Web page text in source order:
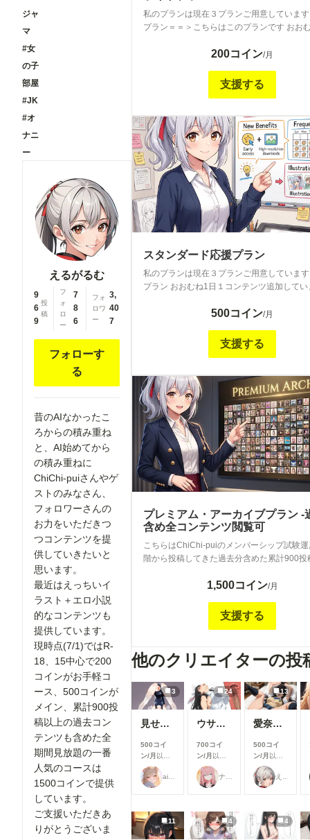
ジャ
マ
#女
の子
部屋
#JK
#オ
ナニ
ー
えるがるむ
9
6
9
投
稿
フ
ォ
ロ
ー
7
8
6
フォ
ロワ
ー
3,
40
7
フォローす
る
昔のAIなかったこ
ろからの積み重ね
と、AI始めてから
の積み重ねに
ChiChi-puiさんやゲ
ストのみなさん、
フォロワーさんの
お力をいただきつ
つコンテンツを提
供していきたいと
思います。
最近はえっちいイ
ラスト＋エロ小説
的なコンテンツも
提供しています。
現時点(7/1)ではR-
18、15中心で200
コインがお手軽コ
ース、500コインが
メイン、累計900投
稿以上の過去コン
テンツも含めた全
期間見放題の一番
人気のコースは
1500コインで提供
しています。
ご支援いただきあ
りがとうございま
私のプランは現在３プランご用意しています ●ライ
プラン＝＝＞こちらはこのプランです おお
ドプラン」の名称だったプランです。 より
め、「スタンダード応援プラン」プランを
活動拠点にリニューアルします。 200円プ
場所に生まれ変わります！ ほぼ毎日投稿の
のままに、小説は少なめにして代わりにイ
範囲を全年齢やR-15などにも広げた投稿に
す。 なお、7月は「スタンダード応援プラン」用のコ
ンテンツも一部期間限定公開いたします。 ◆スタン
ダード応援プラン 6月までの「支援マシマシ
（旧プレミアムプラン）」の名称だったプ
す。 がっつり応援いただいていた皆様に応
いた実感を持っていただけるよう、このプ
ンで投稿しているコンテンツはすべて閲覧
ンダードプランで提供していた「ほぼ毎日
+小説を投稿」をこちらに移行します。 投
カイブプラン ChiChi-puiのメンバーシップ
の段階から投稿してきた過去分含めた累計
上のメンバーシップコンテンツの全コンテ
覧可能なプランです。 このVIPプランをぜ
ン」 費用1,500コイン https://
pui.com/plans/d66b032a-b582-416a-b3f3-
956aef4cc6f3/ ＝＝＝＝＝＝＝＝＝＝＝＝＝
＝＝＝＝＝＝＝＝＝＝＝ ◆コンテンツ紹介 ・ライト
プランのコンテンツ：「L-」で始まるコ
スタンダード応援プラン、プレミアムアー
ランでも閲覧できます。 閲覧期間は公開
カ月です 例）7/1公開→2026/9/1公開終了 ・アー
カイブコンテンツ：「A-」で始まるコン
開期間終了になったものです。 ・プレミアムアーカ
イブコンテンツ：「PA-」で始まるコンテ
ミアムプランで公開されていたコンテンツ
間終了となったものです。 ・プレミアム
ード応援プラン、プレミアムアーカイブプ
【リクエスト】 プランの皆様に対しては
pui.com/posts/images/59929180-8d87-
と出来ないことがあるかとおもいますが、
ざいましたら出来る限り承ります。 「この
ーションをこのキャラで！」とか「おねシ
む」とかざっくりなリクエストでもOKです。 ■コ
ランと同一の２カ月前のコンテンツまでご
けます。 ・アーカイブコンテンツ、プレミアムアー
カイブコンテンツ 公開期間が終了したコ
pui.com/plans/d66b032a-b582-416a-b3f3-
956aef4cc6f3/ ご意見ご要望などありましたら、コメ
200コイン/月
支援する
スタンダード応援プラン
私のプランは現在３プランご用意しています ●ライ
プラン おおむね1日１コンテンツ追加して
ンです。 よりクオリティの高い毎日投稿（
ン」プランをメインの活動拠点にリニュー
す。 200円プランは、スキマ時間にサクッ
ぼ毎日投稿の頻度はそのままに、小説は少
て代わりにイラストの範囲を全年齢やR-15
広げた投稿になります。 ◆スタンダード応援プラン
＝＝＞こちらはこのプランです 6月までの
マシプラン（旧プレミアムプラン）」の名
プランです。 がっつり応援いただいていた
援いただいた実感を持っていただけるよう
ランを更に充実させていきます。 費用500コイン ラ
イトプランで投稿しているコンテンツはす
従来スタンダードプランで提供していた「
イラスト+小説を投稿」をこちらに移行しま
ム・アーカイブプラン ChiChi-puiのメンバ
試験運用の段階から投稿してきた過去分含
ンツが閲覧可能なプランです。 このVIPプ
ご利用くださいっ！ ６月までの名称：「プレミアム
＋プラン」 費用1,500コイン
https://membership.chichi-pui.com/plans/
＝＝＝＝＝＝＝＝＝＝＝＝＝＝＝＝＝＝＝
ンツ紹介 ・ライトプランのコンテンツ：「L-」で始
まるコンテンツ スタンダード応援プラン
アムアーカイブプランでも閲覧できます
間は公開から原則2カ月です 例）7/1公開
→2026/9/1公開終了 ・スタンダード応援プランコン
応援プラン、プレミアムアーカイブプラン
できます。 閲覧期間は公開から原則2カ
例）7/1公開→2026/9/1公開終了 ・アーカイブコンテ
ンツ：「A-」で始まるコンテンツ スタン
なったものです。 ・プレミアムアーカイブコンテン
ツ：「PA-」で始まるコンテンツ プレミア
500コイン/月
支援する
プレミアム・アーカイブプラン -
含め全コンテンツ閲覧可
こちらはChiChi-puiのメンバーシップ試験
階から投稿してきた過去分含めた累計900投
能なプランです。 私のプランは現在３プランご用意
追加しています。 6月までの「スタンダー
の名称だったプランです。 よりクオリティ
ンダード応援プラン」プランをメインの活
リニューアルします。 200円プランは、ス
れ変わります！ ほぼ毎日投稿の頻度はその
小説は少なめにして代わりにイラストの範
齢やR-15などにも広げた投稿になります。 ◆スタン
ダード応援プラン 6月までの「支援マシマシ
（旧プレミアムプラン）」の名称だったプ
す。 がっつり応援いただいていた皆様に応
いた実感を持っていただけるよう、このプ
に充実させていきます。 費用500コイン ライトプラ
ンダードプランで提供していた「ほぼ毎日
+小説を投稿」をこちらに移行します。 投
1,500コイン/月
支援する
他のクリエイターの投
3
見せてくれる女の子
500コイ
ン/月 以上
支援すると
見ることが
できます
24
ウサギ耳とか
700コイ
ン/月 以上
支援すると
見ることが
できます
13
愛奈 変態先輩とラブラブ S-517
500コイ
ン/月 以上
支援すると
見ることが
できます
11 4 4